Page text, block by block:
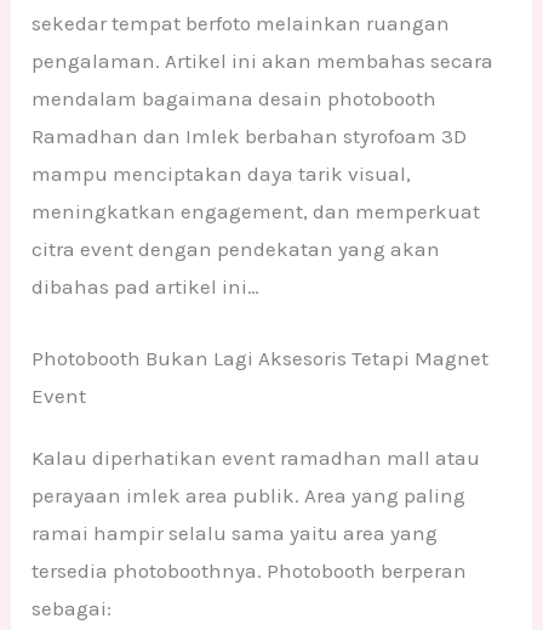
sekedar tempat berfoto melainkan ruangan
pengalaman. Artikel ini akan membahas secara
mendalam bagaimana desain photobooth
Ramadhan dan Imlek berbahan styrofoam 3D
mampu menciptakan daya tarik visual,
meningkatkan engagement, dan memperkuat
citra event dengan pendekatan yang akan
dibahas pad artikel ini…
Photobooth Bukan Lagi Aksesoris Tetapi Magnet
Event
Kalau diperhatikan event ramadhan mall atau
perayaan imlek area publik. Area yang paling
ramai hampir selalu sama yaitu area yang
tersedia photoboothnya. Photobooth berperan
sebagai: